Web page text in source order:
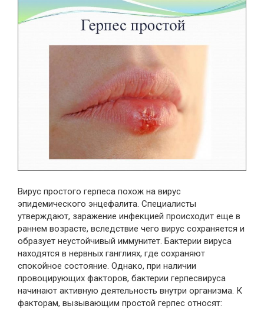
Вирус простого герпеса похож на вирус
эпидемического энцефалита. Специалисты
утверждают, заражение инфекцией происходит еще в
раннем возрасте, вследствие чего вирус сохраняется и
образует неустойчивый иммунитет. Бактерии вируса
находятся в нервных ганглиях, где сохраняют
спокойное состояние. Однако, при наличии
провоцирующих факторов, бактерии герпесвируса
начинают активную деятельность внутри организма. К
факторам, вызывающим простой герпес относят: